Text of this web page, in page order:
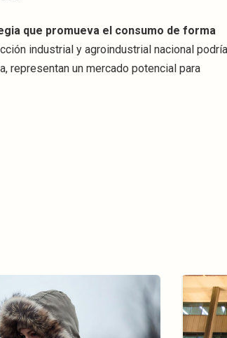
que promueva el consumo de forma
industrial y agroindustrial nacional podría
representan un mercado potencial para